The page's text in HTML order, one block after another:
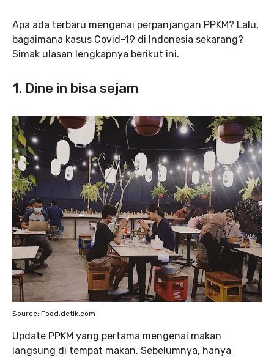
Apa ada terbaru mengenai perpanjangan PPKM? Lalu,
bagaimana kasus Covid-19 di Indonesia sekarang?
Simak ulasan lengkapnya berikut ini.
1. Dine in bisa sejam
Source: Food.detik.com
Update PPKM yang pertama mengenai makan
langsung di tempat makan. Sebelumnya, hanya